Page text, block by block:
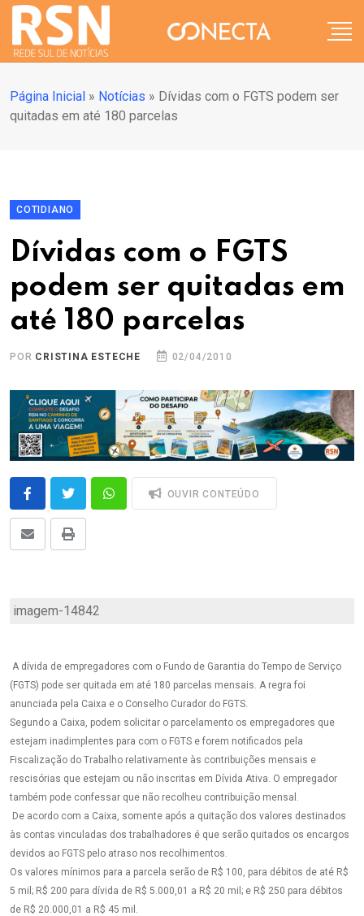
Página Inicial » Notícias » Dívidas com o FGTS podem ser
quitadas em até 180 parcelas
COTIDIANO
Dívidas com o FGTS
podem ser quitadas em
até 180 parcelas
POR CRISTINA ESTECHE 02/04/2010
OUVIR CONTEÚDO
imagem-14842
A dívida de empregadores com o Fundo de Garantia do Tempo de Serviço
(FGTS) pode ser quitada em até 180 parcelas mensais. A regra foi
anunciada pela Caixa e o Conselho Curador do FGTS.
Segundo a Caixa, podem solicitar o parcelamento os empregadores que
estejam inadimplentes para com o FGTS e forem notificados pela
Fiscalização do Trabalho relativamente às contribuições mensais e
rescisórias que estejam ou não inscritas em Dívida Ativa. O empregador
também pode confessar que não recolheu contribuição mensal.
De acordo com a Caixa, somente após a quitação dos valores destinados
às contas vinculadas dos trabalhadores é que serão quitados os encargos
devidos ao FGTS pelo atraso nos recolhimentos.
Os valores mínimos para a parcela serão de R$ 100, para débitos de até R$
5 mil; R$ 200 para dívida de R$ 5.000,01 a R$ 20 mil; e R$ 250 para débitos
de R$ 20.000,01 a R$ 45 mil.